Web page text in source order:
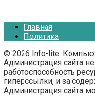
Главная
Политика
© 2026 Info-lite:
Администрация сайта
работоспособность
гиперссылки, и за
Администрация сайта